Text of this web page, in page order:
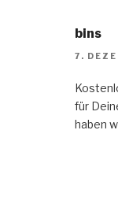
bins
7.
für
haben